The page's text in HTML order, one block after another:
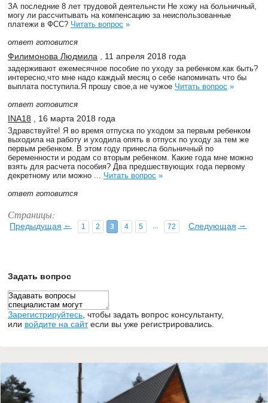
ЗА последние 8 лет трудовой деятельнсти Не хожу на больничный,
могу ли рассчитывать на компенсацию за неиспользованные
платежи в ФСС? Читать вопрос »
ответ готовится
Филимонова Людмила , 11 апреля 2018 года
задерживают ежемесячное пособие по уходу за ребенком.как быть?
интересно,что мне надо каждый месяц о себе напоминать что бы
выплата поступила.Я прошу свое,а не чужое Читать вопрос »
ответ готовится
INA18 , 16 марта 2018 года
Здравствуйте! Я во время отпуска по уходом за первым ребенком
выходила на работу и уходила опять в отпуск по уходу за тем же
первым ребенком. В этом году принесла больничный по
беременности и родам со вторым ребенком. Какие года мне можно
взять для расчета пособия? Два предшествующих года первому
декретному или можно ... Читать вопрос »
ответ готовится
Страницы:
←
Предыдущая 1 2 3 4 5 ... 72 Следующая →
Задать вопрос
Зарегистрируйтесь чтобы задать вопрос консультанту,
или войдите на сайтесли вы уже регистрировались.